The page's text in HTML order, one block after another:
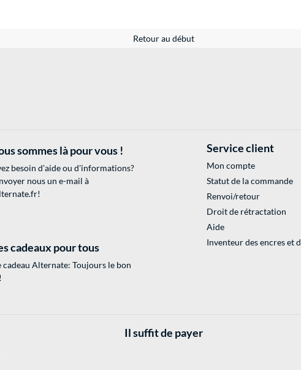
Retour au début
sommes là pour vous !
besoin d'aide ou d'informations?
nous un e-mail à
!
cadeaux pour tous
cadeau Alternate: Toujours le bon
Service client
Mon compte
Statut de la commande
Renvoi/retour
Droit de rétractation
Aide
Inventeur des encres et
Il suffit de payer